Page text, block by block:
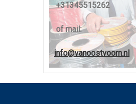
+31345515262
of mail:
info@vanoostvoorn.nl